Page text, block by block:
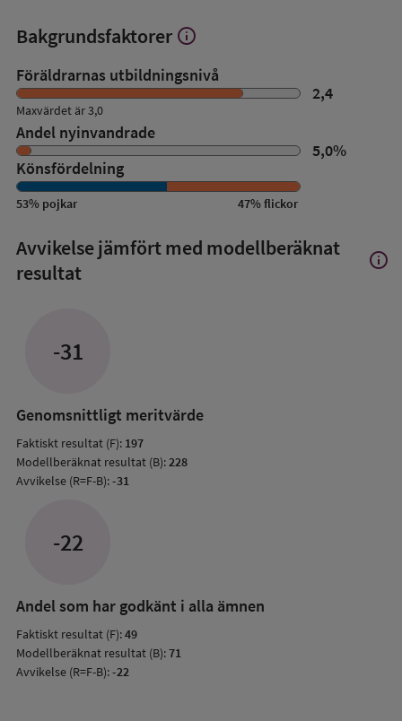
Bakgrundsfaktorer Visa
om
Bakgrundsfaktorer
info
Föräldrarnas utbildningsnivå
2,4
Maxvärdet är 3,0
Andel nyinvandrade
5,0%
Könsfördelning
53% pojkar 47%flickor
Avvikelse jämfört med modellberäknat
resultat
Visa
info
-31
Genomsnittligt meritvärde
Faktiskt resultat (F): 197
Modellberäknat resultat (B):228
Avvikelse (R=F-B):-31
-22
Andel som har godkänt i alla ämnen
Faktiskt resultat (F):49
Modellberäknat resultat (B):71
Avvikelse (R=F-B):-22